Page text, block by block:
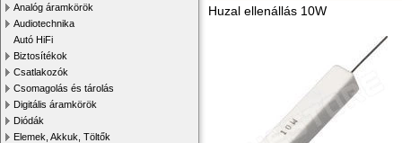
Analóg áramkörök
Audiotechnika
Autó HiFi
Biztosítékok
Csatlakozók
Csomagolás és tárolás
Digitális áramkörök
Diódák
Elemek, Akkuk, Töltők
Huzal ellenállás 10W